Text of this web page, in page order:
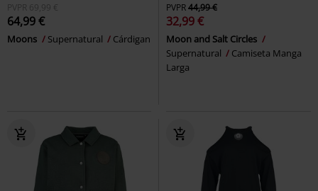
PVPR 69,99 €
64,99 €
Moons Supernatural Cárdigan
PVPR44,99 €
32,99 €
Moon and Salt Circles
Supernatural
Camiseta Manga
Larga